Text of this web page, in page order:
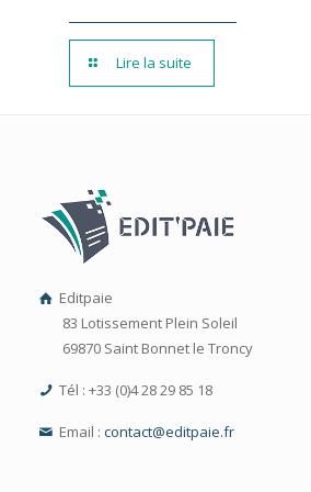
Lire la suite
Editpaie
83 Lotissement Plein Soleil
69870 Saint Bonnet le Troncy
Tél : +33 (0)4 28 29 85 18
Email :contact@editpaie.fr